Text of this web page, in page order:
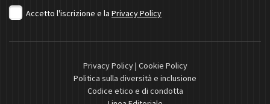
Accetto l'iscrizione e la Privacy Policy
Privacy Policy| Cookie Policy
Politica sulla diversità e inclusione
Codice etico e di condotta